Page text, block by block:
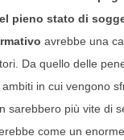
pieno stato di
avrebbe una
Da quello delle
in cui vengono
sarebbero più vite di
come un